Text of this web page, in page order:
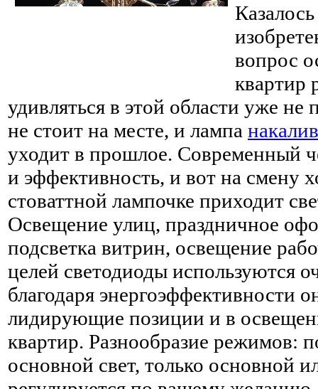
вопрос
квартир
удивляться в этой области уже не
не стоит на месте, и лампа
уходит в прошлое. Современный
и эффективность, и вот на смену
стоваттной лампочке приходит
Освещение улиц, праздничное
подсветка витрин, освещение
целей светодиоды используются
благодаря энергоэффективности
лидирующие позиции и в
квартир. Разнообразие режимов:
основной свет, только основной